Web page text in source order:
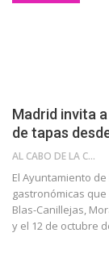
Madrid invita
de tapas
AL CABO DE LA CALLE
El Ayuntamiento
gastronómicas
Blas-Canillejas,
y el 12 de octubre